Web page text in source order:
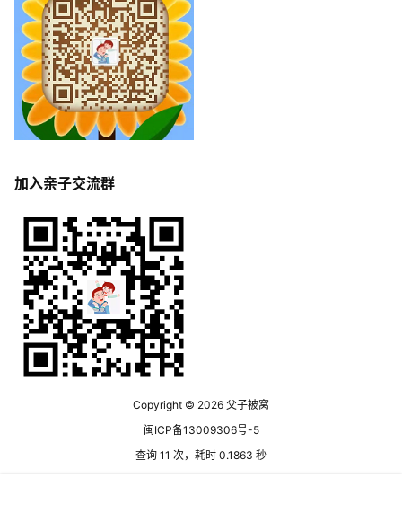
加入亲子交流群
Copyright © 2026 父子被窝
闽ICP备13009306号-5
查询 11 次，耗时 0.1863 秒